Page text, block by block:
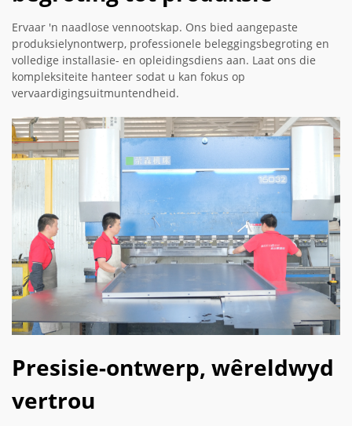
Ervaar 'n naadlose vennootskap. Ons bied aangepaste
produksielynontwerp, professionele beleggingsbegroting en
volledige installasie- en opleidingsdiens aan. Laat ons die
kompleksiteite hanteer sodat u kan fokus op
vervaardigingsuitmuntendheid.
Presisie-ontwerp, wêreldwyd
vertrou